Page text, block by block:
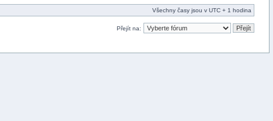
Všechny časy jsou v UTC + 1 hodina
Přejít na: